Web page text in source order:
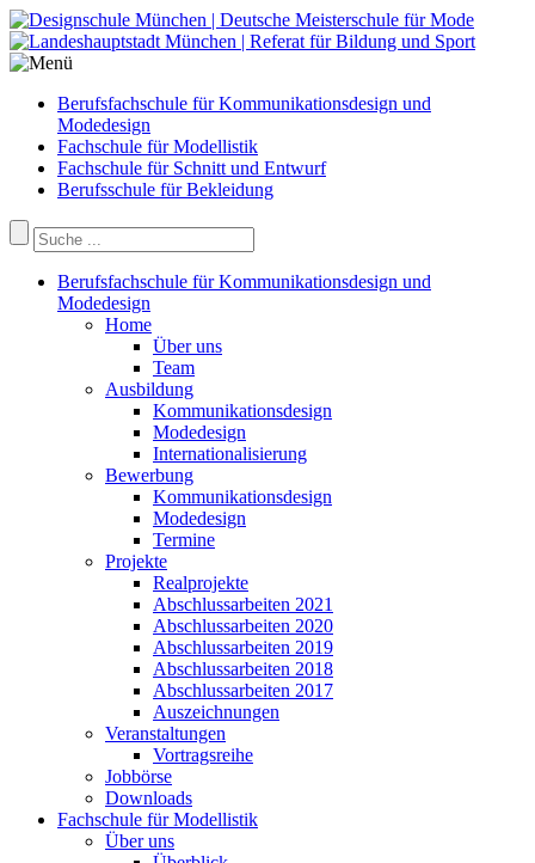
Berufsfachschule für Kommunikationsdesign und
Modedesign
Fachschule für Modellistik
Fachschule für Schnitt und Entwurf
Berufsschule für Bekleidung
Berufsfachschule für Kommunikationsdesign und
Modedesign
Home
Über uns
Team
Ausbildung
Kommunikationsdesign
Modedesign
Internationalisierung
Bewerbung
Kommunikationsdesign
Modedesign
Termine
Projekte
Realprojekte
Abschlussarbeiten 2021
Abschlussarbeiten 2020
Abschlussarbeiten 2019
Abschlussarbeiten 2018
Abschlussarbeiten 2017
Auszeichnungen
Veranstaltungen
Vortragsreihe
Jobbörse
Downloads
Fachschule für Modellistik
Über uns